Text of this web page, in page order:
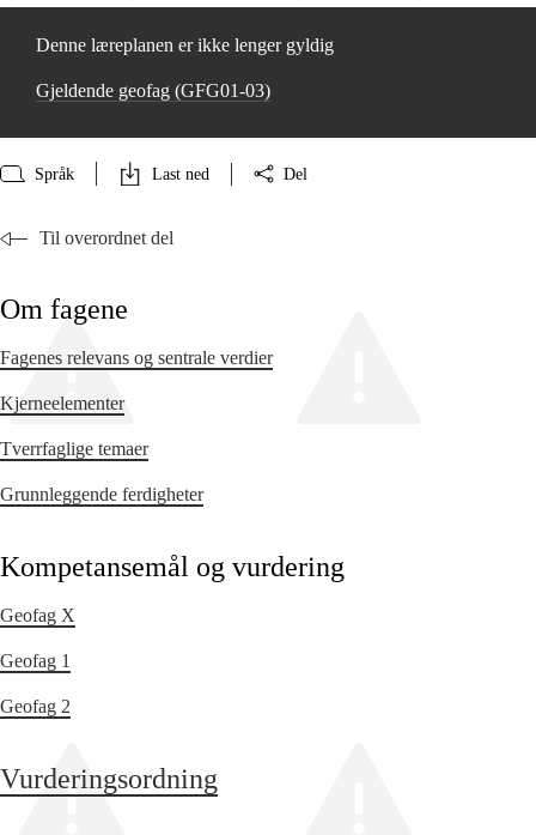
Denne læreplanen er ikke lenger gyldig
Gjeldende geofag (GFG01‑03)
Språk Last ned Del
Til overordnet del
Om fagene
Fagenes relevans og sentrale verdier
Kjerneelementer
Tverrfaglige temaer
Grunnleggende ferdigheter
Kompetansemål og vurdering
Geofag X
Geofag 1
Geofag 2
Vurderingsordning